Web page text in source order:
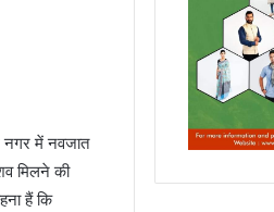
नगर में नवजात
मिलने की
हैं कि